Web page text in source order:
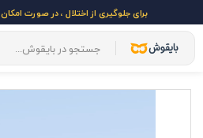
برای جلوگیری از اختلال ، در صورت امکان VPN خود را خاموش کنید.